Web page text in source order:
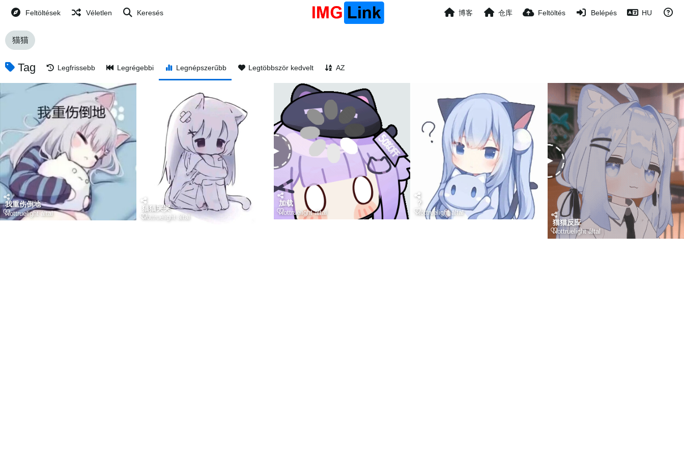
Feltöltések Véletlen Keresés 博客 仓库 Feltöltés Belépés HU
猫猫
Tag Legfrissebb Legrégebbi Legnépszerűbb Legtöbbször kedvelt AZ
我重伤倒地
Nottruelightáltal
猫猫哭哭
Nottruelight által
加载
Nottruelightáltal
？
Nottruelightáltal
猫猫反应
Nottruelightáltal